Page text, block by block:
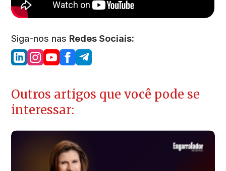
Siga-nos nas Redes Sociais:
Outros artigos que você pode se
interessar: